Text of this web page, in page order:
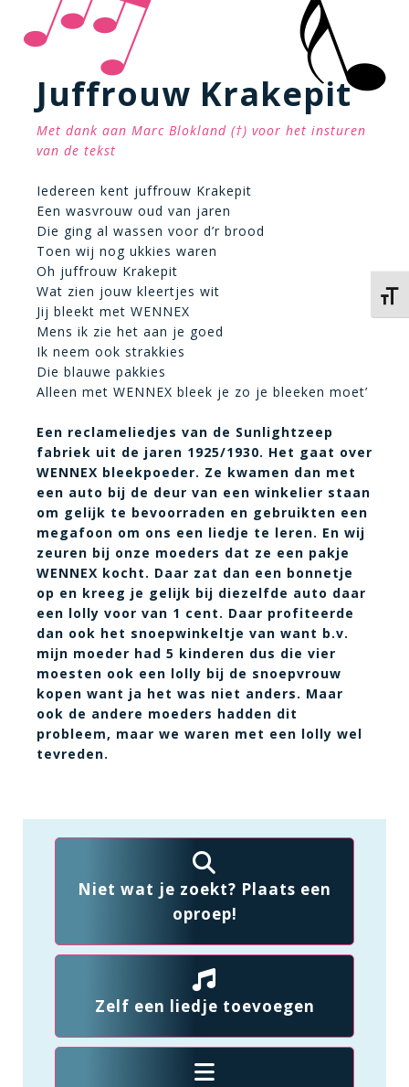
Juffrouw Krakepit
Met dank aan Marc Blokland (†) voor het insturen
van de tekst
Iedereen kent juffrouw Krakepit
Een wasvrouw oud van jaren
Die ging al wassen voor d’r brood
Toen wij nog ukkies waren
Oh juffrouw Krakepit
Wat zien jouw kleertjes wit
Jij bleekt met WENNEX
Mens ik zie het aan je goed
Ik neem ook strakkies
Die blauwe pakkies
Alleen met WENNEX bleek je zo je bleeken moet’
Een reclameliedjes van de Sunlightzeep
fabriek uit de jaren 1925/1930. Het gaat over
WENNEX bleekpoeder. Ze kwamen dan met
een auto bij de deur van een winkelier staan
om gelijk te bevoorraden en gebruikten een
megafoon om ons een liedje te leren. En wij
zeuren bij onze moeders dat ze een pakje
WENNEX kocht. Daar zat dan een bonnetje
op en kreeg je gelijk bij diezelfde auto daar
een lolly voor van 1 cent. Daar profiteerde
dan ook het snoepwinkeltje van want b.v.
mijn moeder had 5 kinderen dus die vier
moesten ook een lolly bij de snoepvrouw
kopen want ja het was niet anders. Maar
ook de andere moeders hadden dit
probleem, maar we waren met een lolly wel
tevreden.
Niet wat je zoekt? Plaats een
oproep!
Zelf een liedje toevoegen